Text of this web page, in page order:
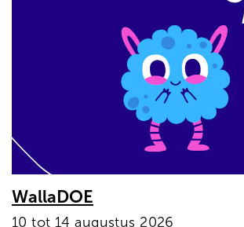
WallaDOE
10 tot 14 augustus 2026